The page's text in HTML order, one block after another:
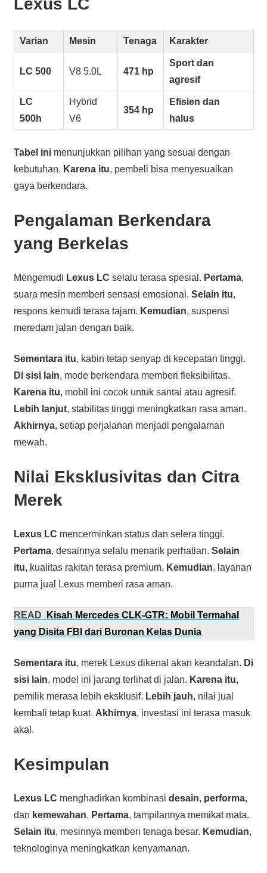
Lexus LC
Varian Mesin Tenaga Karakter
LC 500 V8 5.0L 471 hp
Sport dan
agresif
LC
500h
Hybrid
V6
354 hp
Efisien dan
halus
Tabel inimenunjukkan pilihan yang sesuai dengan
kebutuhan. Karena itu, pembeli bisa menyesuaikan
gaya berkendara.
Pengalaman Berkendara
yang Berkelas
Mengemudi Lexus LC selalu terasa spesial. Pertama,
suara mesin memberi sensasi emosional. Selain itu,
respons kemudi terasa tajam. Kemudian, suspensi
meredam jalan dengan baik.
Sementara itu, kabin tetap senyap di kecepatan tinggi.
Di sisi lain, mode berkendara memberi fleksibilitas.
Karena itu, mobil ini cocok untuk santai atau agresif.
Lebih lanjut, stabilitas tinggi meningkatkan rasa aman.
Akhirnya, setiap perjalanan menjadi pengalaman
mewah.
Nilai Eksklusivitas dan Citra
Merek
Lexus LC mencerminkan status dan selera tinggi.
Pertama, desainnya selalu menarik perhatian. Selain
itu, kualitas rakitan terasa premium. Kemudian, layanan
purna jual Lexus memberi rasa aman.
READ
Kisah Mercedes CLK-GTR: Mobil Termahal
yang Disita FBI dari Buronan Kelas Dunia
Sementara itu, merek Lexus dikenal akan keandalan. Di
sisi lain, model ini jarang terlihat di jalan. Karena itu,
pemilik merasa lebih eksklusif. Lebih jauh, nilai jual
kembali tetap kuat. Akhirnya, investasi ini terasa masuk
akal.
Kesimpulan
Lexus LC menghadirkan kombinasi desain, performa,
dan kemewahan. Pertama, tampilannya memikat mata.
Selain itu, mesinnya memberi tenaga besar. Kemudian,
teknologinya meningkatkan kenyamanan.